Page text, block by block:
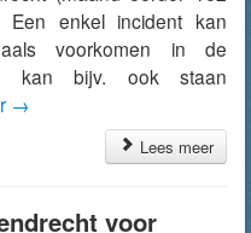
Een enkel incident kan
voorkomen in de
kan bijv. ook staan
→
Lees meer
voor